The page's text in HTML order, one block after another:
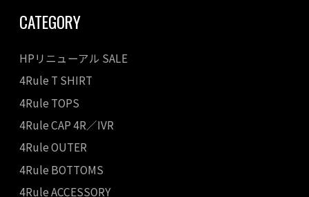
CATEGORY
HPリニューアル SALE
4Rule T SHIRT
4Rule TOPS
4Rule CAP 4R／IVR
4Rule OUTER
4Rule BOTTOMS
4Rule ACCESSORY